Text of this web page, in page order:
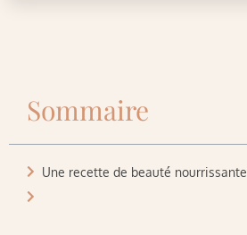
Sommaire
Une recette de beauté nourrissante